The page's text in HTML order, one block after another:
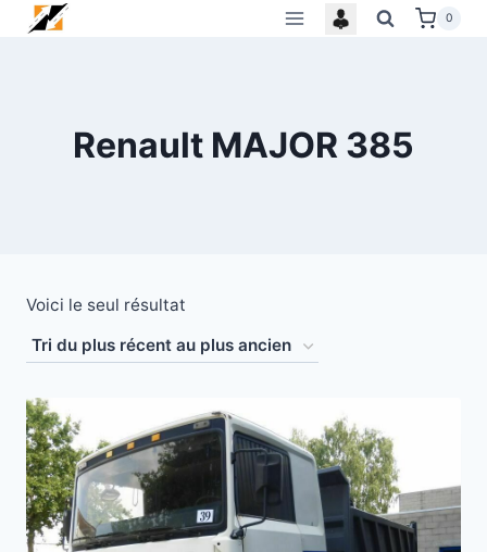
Skip
0
Renault MAJOR 385
Voici le seul résultat